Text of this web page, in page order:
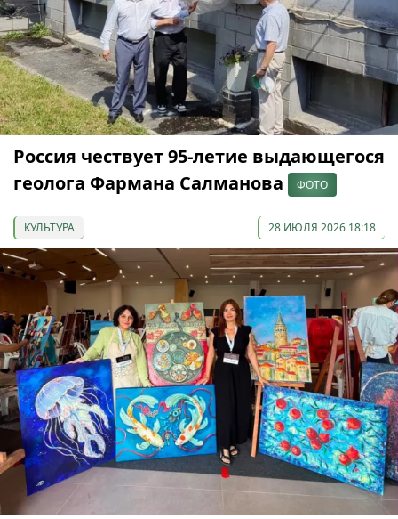
Россия чествует 95-летие выдающегося
геолога Фармана Салманова
ФОТО
КУЛЬТУРА 28 ИЮЛЯ 2026 18:18